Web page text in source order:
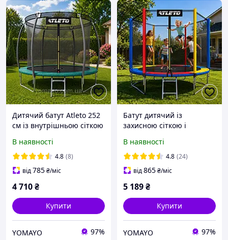
Дитячий батут Atleto 252
см із внутрішньою сіткою
для дому, саду + рукавиці
в подарунок
В наявності
4.8 (8)
від785₴/міс
4 710₴
Купити
YOMAYO 97%
Батут дитячий із
захисною сіткою і
multikolor + рукавиці у
подарунок
В наявності
4.8 (24)
від865₴/міс
5 189₴
Купити
YOMAYO 97%